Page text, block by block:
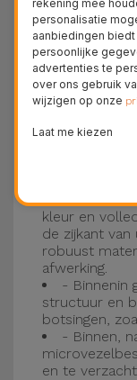
Drie-laagse
siliconen
Onze iPhone
robuuste,
drielaagse
- Een
kleur en
de zijkant
robuust
afwerking.
- Binnenin
structuur en
botsingen,
- Binnen,
en te
rekening mee
personalisatie
aanbiedingen
persoonlijke
advertenties te
over ons gebruik
wijzigen op onze
Laat me kiezen